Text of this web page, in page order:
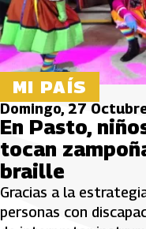
MI PAÍS
Domingo, 27
En Pasto,
tocan
braille
Gracias a la
personas con